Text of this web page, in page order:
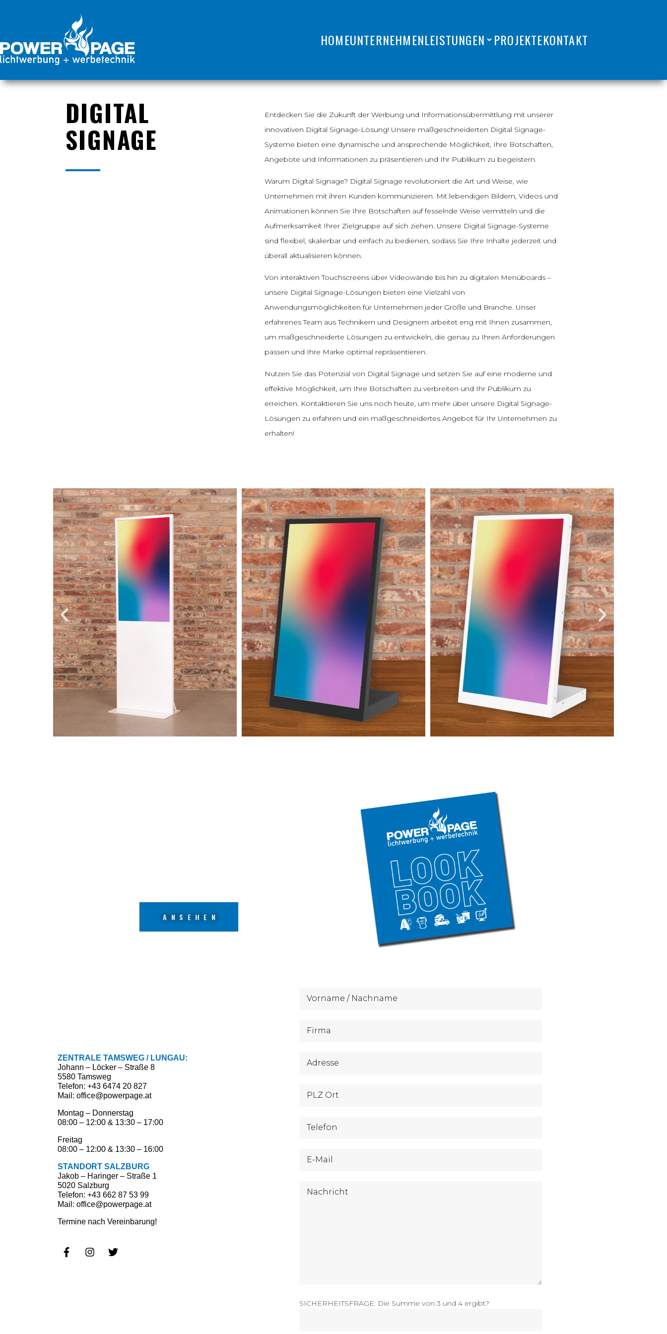
HOMEUNTERNEHMENLEISTUNGEN PROJEKTEKONTAKT
DIGITAL
SIGNAGE
Entdecken Sie die Zukunft der Werbung und Informationsübermittlung mit unserer
innovativen Digital Signage-Lösung! Unsere maßgeschneiderten Digital Signage-
Systeme bieten eine dynamische und ansprechende Möglichkeit, Ihre Botschaften,
Angebote und Informationen zu präsentieren und Ihr Publikum zu begeistern.
Warum Digital Signage? Digital Signage revolutioniert die Art und Weise, wie
Unternehmen mit ihren Kunden kommunizieren. Mit lebendigen Bildern, Videos und
Animationen können Sie Ihre Botschaften auf fesselnde Weise vermitteln und die
Aufmerksamkeit Ihrer Zielgruppe auf sich ziehen. Unsere Digital Signage-Systeme
sind flexibel, skalierbar und einfach zu bedienen, sodass Sie Ihre Inhalte jederzeit und
überall aktualisieren können.
Von interaktiven Touchscreens über Videowände bis hin zu digitalen Menüboards –
unsere Digital Signage-Lösungen bieten eine Vielzahl von
Anwendungsmöglichkeiten für Unternehmen jeder Größe und Branche. Unser
erfahrenes Team aus Technikern und Designern arbeitet eng mit Ihnen zusammen,
um maßgeschneiderte Lösungen zu entwickeln, die genau zu Ihren Anforderungen
passen und Ihre Marke optimal repräsentieren.
Nutzen Sie das Potenzial von Digital Signage und setzen Sie auf eine moderne und
effektive Möglichkeit, um Ihre Botschaften zu verbreiten und Ihr Publikum zu
erreichen. Kontaktieren Sie uns noch heute, um mehr über unsere Digital Signage-
Lösungen zu erfahren und ein maßgeschneidertes Angebot für Ihr Unternehmen zu
erhalten!
ANSEHEN
ZENTRALE TAMSWEG / LUNGAU:
Johann – Löcker – Straße 8
5580 Tamsweg
Telefon: +43 6474 20 827
Mail: office@powerpage.at
Montag – Donnerstag
08:00 – 12:00 & 13:30 – 17:00
Freitag
08:00 – 12:00 & 13:30 – 16:00
STANDORT SALZBURG
Jakob – Haringer – Straße 1
5020 Salzburg
Telefon: +43 662 87 53 99
Mail: office@powerpage.at
Termine nach Vereinbarung!
SICHERHEITSFRAGE: Die Summe von 3 und 4 ergibt?